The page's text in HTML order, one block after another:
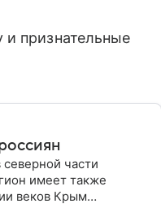
признательные
части
имеет также
веков Крым
сделало полуостров